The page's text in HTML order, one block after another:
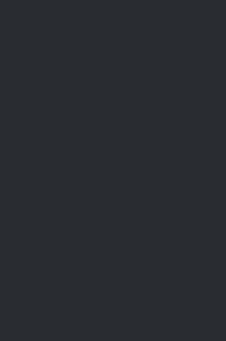
Fluksa Filip, Parolek
Ondřej, Holásek Michal,
Čisté na třetí utkání
složenému mužstvu Horního
jsme aktivně do utkání a
Parolka. V podstatě